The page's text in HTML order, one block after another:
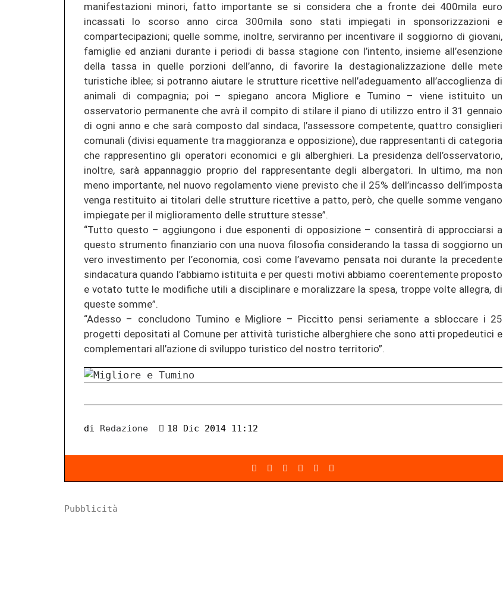
manifestazioni minori, fatto importante se si considera che a fronte dei 400mila euro
incassati lo scorso anno circa 300mila sono stati impiegati in sponsorizzazioni e
compartecipazioni; quelle somme, inoltre, serviranno per incentivare il soggiorno di giovani,
famiglie ed anziani durante i periodi di bassa stagione con l’intento, insieme all’esenzione
della tassa in quelle porzioni dell’anno, di favorire la destagionalizzazione delle mete
turistiche iblee; si potranno aiutare le strutture ricettive nell’adeguamento all’accoglienza di
animali di compagnia; poi – spiegano ancora Migliore e Tumino – viene istituito un
osservatorio permanente che avrà il compito di stilare il piano di utilizzo entro il 31 gennaio
di ogni anno e che sarà composto dal sindaca, l’assessore competente, quattro consiglieri
comunali (divisi equamente tra maggioranza e opposizione), due rappresentanti di categoria
che rappresentino gli operatori economici e gli alberghieri. La presidenza dell’osservatorio,
inoltre, sarà appannaggio proprio del rappresentante degli albergatori. In ultimo, ma non
meno importante, nel nuovo regolamento viene previsto che il 25% dell’incasso dell’imposta
venga restituito ai titolari delle strutture ricettive a patto, però, che quelle somme vengano
impiegate per il miglioramento delle strutture stesse”.
“Tutto questo – aggiungono i due esponenti di opposizione – consentirà di approcciarsi a
questo strumento finanziario con una nuova filosofia considerando la tassa di soggiorno un
vero investimento per l’economia, così come l’avevamo pensata noi durante la precedente
sindacatura quando l’abbiamo istituita e per questi motivi abbiamo coerentemente proposto
e votato tutte le modifiche utili a disciplinare e moralizzare la spesa, troppe volte allegra, di
queste somme”.
“Adesso – concludono Tumino e Migliore – Piccitto pensi seriamente a sbloccare i 25
progetti depositati al Comune per attività turistiche alberghiere che sono atti propedeutici e
complementari all’azione di sviluppo turistico del nostro territorio”.
di Redazione 18 Dic 2014 11:12
Pubblicità